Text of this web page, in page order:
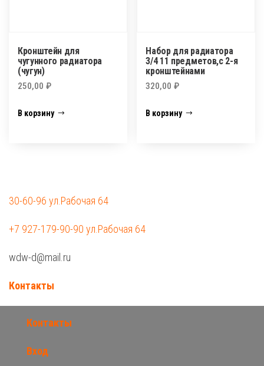
Кронштейн для
чугунного радиатора
(чугун)
250,00 ₽
В корзину
Набор для радиатора
3/4 11 предметов,с 2-я
кронштейнами
320,00₽
В корзину
30-60-96 ул.Рабочая 64
+7 927-179-90-90 ул.Рабочая 64
wdw-d@mail.ru
Контакты
Контакты
Вход